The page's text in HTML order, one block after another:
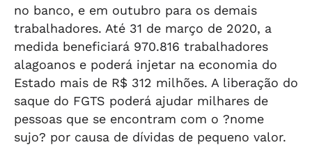
no banco, e em outubro para os demais
trabalhadores. Até 31 de março de 2020, a
medida beneficiará 970.816 trabalhadores
alagoanos e poderá injetar na economia do
Estado mais de R$ 312 milhões. A liberação do
saque do FGTS poderá ajudar milhares de
pessoas que se encontram com o ?nome
sujo? por causa de dívidas de pequeno valor.